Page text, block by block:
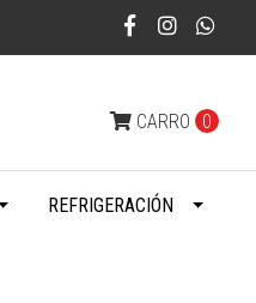
CARRO 0
REFRIGERACIÓN